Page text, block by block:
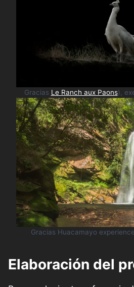
Gracias Le Ranch aux Paons),
Gracias Huacamayo
Elaboración del